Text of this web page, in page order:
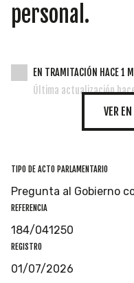
personal.
EN TRAMITACIÓN HACE 1
Última actualización
VER
TIPO DE ACTO PARLAMENTARIO
Pregunta al Gobierno
REFERENCIA
184/041250
REGISTRO
01/07/2026